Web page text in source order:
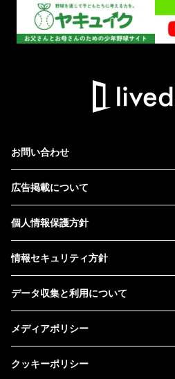
お問い合わせ
広告掲載について
個人情報保護方針
情報セキュリティ方針
データ収集と利用について
メディアポリシー
クッキーポリシー